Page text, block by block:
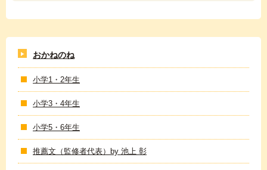
おかねのね
小学1・2年生
小学3・4年生
小学5・6年生
推薦文（監修者代表）by 池上 彰